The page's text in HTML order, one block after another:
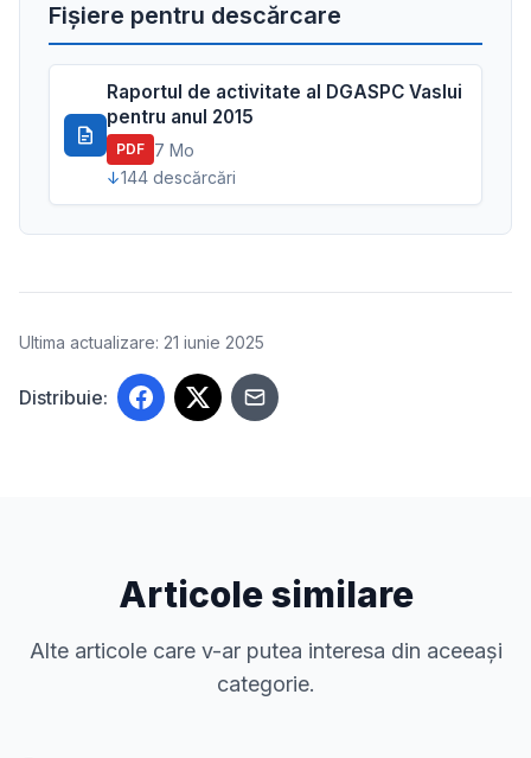
Fișiere pentru descărcare
Raportul de activitate al DGASPC Vaslui
pentru anul 2015
PDF 7 Mo
144 descărcări
Ultima actualizare: 21 iunie 2025
Distribuie:
Articole similare
Alte articole care v-ar putea interesa din aceeași
categorie.